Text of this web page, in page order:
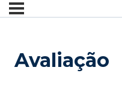
Avaliação